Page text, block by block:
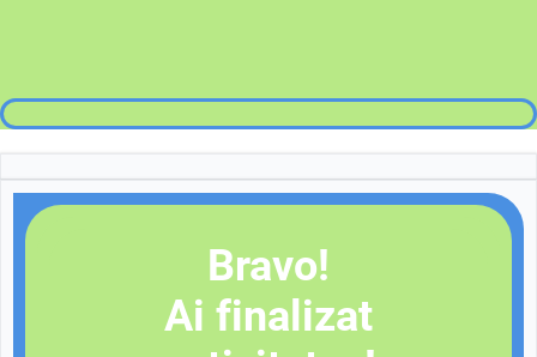
Bravo!
Ai finalizat